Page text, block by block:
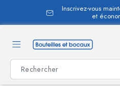
principal
Inscrivez-vous
et